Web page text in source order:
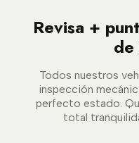
Revisa +
de
Todos nuestros
inspección
perfecto estado.
total